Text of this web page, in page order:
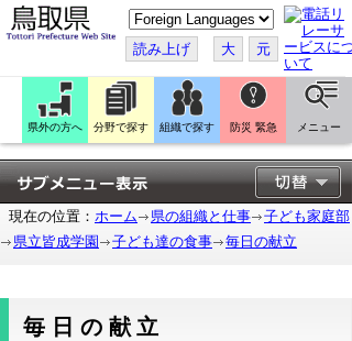
こ
の
ペ
ー
ジ
翻
訳
す
る
読み上げ 大 元
県外の方へ 分野で探す 組織で探す 防災 緊急 メニュー
現在の位置： ホーム 県の組織と仕事
子ども家庭部
県立皆成学園
子ども達の食事 毎日の献立
毎日の献立